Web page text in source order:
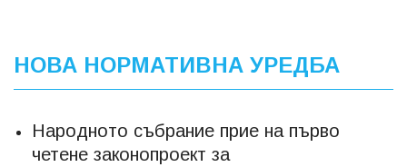
НОВА НОРМАТИВНА УРЕДБА
Народното събрание прие на първо
четене законопроект за